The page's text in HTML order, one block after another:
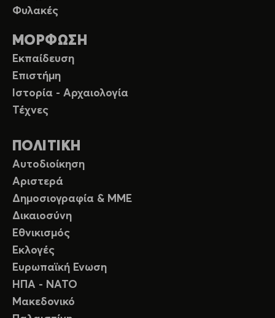
Φυλακές
ΜΟΡΦΩΣΗ
Εκπαίδευση
Επιστήμη
Ιστορία - Αρχαιολογία
Τέχνες
ΠΟΛΙΤΙΚΗ
Αυτοδιοίκηση
Αριστερά
Δημοσιογραφία & ΜΜΕ
Δικαιοσύνη
Εθνικισμός
Εκλογές
Ευρωπαϊκή Ενωση
ΗΠΑ - ΝΑΤΟ
Μακεδονικό